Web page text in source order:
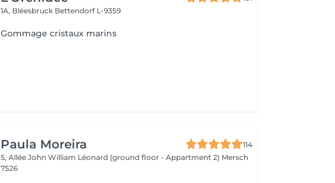
1A, Bléesbruck Bettendorf L-9359
Gommage cristaux marins
Paula Moreira
114
5, Allée John William Léonard (ground floor - Appartment 2) Mersch
7526